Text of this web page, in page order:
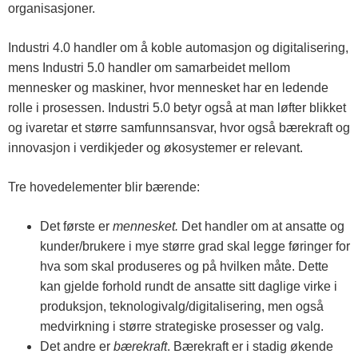
organisasjoner.
Industri 4.0 handler om å koble automasjon og digitalisering,
mens Industri 5.0 handler om samarbeidet mellom
mennesker og maskiner, hvor mennesket har en ledende
rolle i prosessen. Industri 5.0 betyr også at man løfter blikket
og ivaretar et større samfunnsansvar, hvor også bærekraft og
innovasjon i verdikjeder og økosystemer er relevant.
Tre hovedelementer blir bærende:
Det første er mennesket. Det handler om at ansatte og
kunder/brukere i mye større grad skal legge føringer for
hva som skal produseres og på hvilken måte. Dette
kan gjelde forhold rundt de ansatte sitt daglige virke i
produksjon, teknologivalg/digitalisering, men også
medvirkning i større strategiske prosesser og valg.
Det andre er bærekraft. Bærekraft er i stadig økende